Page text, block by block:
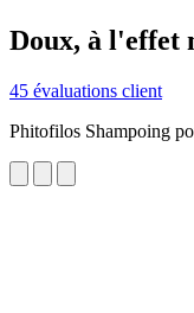
Doux, à l'effet
45 évaluations client
Phitofilos Shampoing